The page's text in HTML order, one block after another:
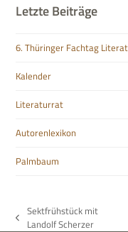
Letzte Beiträge
6. Thüringer Fachtag
Kalender
Literaturrat
Autorenlexikon
Palmbaum
vorheriger
Sektfrühstück mit
Landolf Scherzer